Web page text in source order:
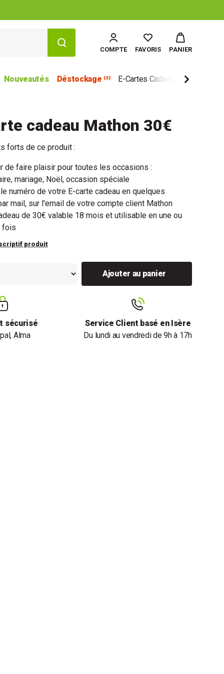
COMPTE FAVORIS PANIER
Nouveautés Déstockage ⁽²⁾ E-Cartes Cadeau Marques
cadeau Mathon 30€
forts de ce produit :
de faire plaisir pour toutes les occasions :
mariage, Noël, occasion spéciale
numéro de votre E-carte cadeau en quelques
mail, sur l'email de votre compte client Mathon
de 30€ valable 18 mois et utilisable en une ou
fois
produit
Ajouter au panier
sécurisé
Alma
Service Client basé en Isère
Du lundi au vendredi de 9h à 17h